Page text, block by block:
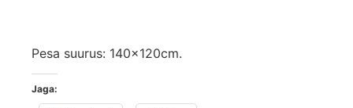
Pesa suurus: 140x120cm.
Jaga: